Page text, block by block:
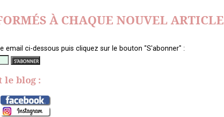
À CHAQUE NOUVEL ARTICLE
email ci-dessous puis cliquez sur le bouton "S'abonner" :
le blog :